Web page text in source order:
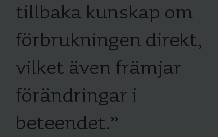
tillbaka kunskap om
förbrukningen direkt,
vilket även främjar
förändringar i
beteendet.”